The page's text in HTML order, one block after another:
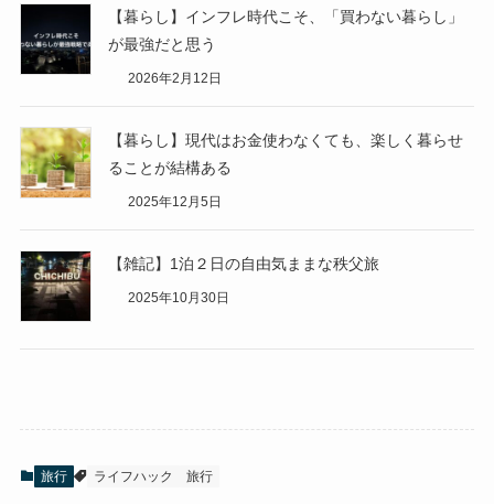
【暮らし】インフレ時代こそ、「買わない暮らし」
が最強だと思う
2026年2月12日
【暮らし】現代はお金使わなくても、楽しく暮らせ
ることが結構ある
2025年12月5日
【雑記】1泊２日の自由気ままな秩父旅
2025年10月30日
旅行 ライフハック 旅行